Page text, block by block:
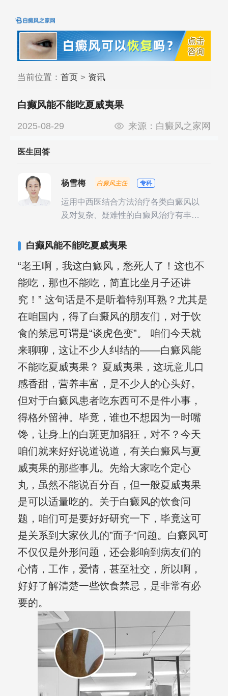
当前位置： 首页> 资讯
白癫风能不能吃夏威夷果
2025-08-29 来源： 白癜风之家网
医生回答
杨雪梅 白癜风主任 专科
运用中西医结合方法治疗各类白癜风以
及对复杂、疑难性的白癜风治疗有丰富
合巩固用药的调理，并对白癜风患者的
导，全方位帮助患者康复。
白癫风能不能吃夏威夷果
“老王啊，我这白癜风，愁死人了！这也不
能吃，那也不能吃，简直比坐月子还讲
究！” 这句话是不是听着特别耳熟？尤其是
在咱国内，得了白癜风的朋友们，对于饮
食的禁忌可谓是“谈虎色变”。 咱们今天就
来聊聊，这让不少人纠结的——白癜风能
不能吃夏威夷果？ 夏威夷果，这玩意儿口
感香甜，营养丰富，是不少人的心头好。
但对于白癜风患者吃东西可不是件小事，
得格外留神。毕竟，谁也不想因为一时嘴
馋，让身上的白斑更加猖狂，对不？今天
咱们就来好好说道说道，有关白癜风与夏
威夷果的那些事儿。先给大家吃个定心
丸，虽然不能说百分百，但一般夏威夷果
是可以适量吃的。关于白癜风的饮食问
题，咱们可是要好好研究一下，毕竟这可
是关系到大家伙儿的”面子“问题。白癜风可
不仅仅是外形问题，还会影响到病友们的
心情，工作，爱情，甚至社交，所以啊，
好好了解清楚一些饮食禁忌，是非常有必
要的。